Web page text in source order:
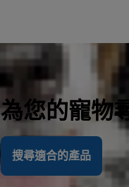
為您的寵物
搜尋適合的產品